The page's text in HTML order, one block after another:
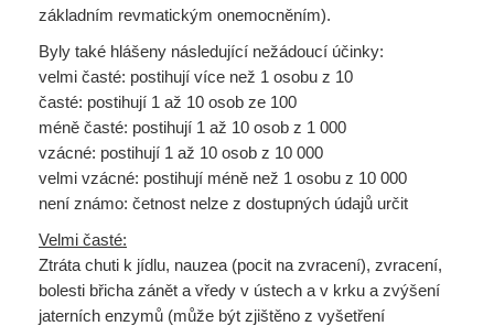
základním revmatickým onemocněním).
Byly také hlášeny následující nežádoucí účinky:
velmi časté: postihují více než 1 osobu z 10
časté: postihují 1 až 10 osob ze 100
méně časté: postihují 1 až 10 osob z 1 000
vzácné: postihují 1 až 10 osob z 10 000
velmi vzácné: postihují méně než 1 osobu z 10 000
není známo: četnost nelze z dostupných údajů určit
Velmi časté:
Ztráta chuti k jídlu, nauzea (pocit na zvracení), zvracení,
bolesti břicha zánět a vředy v ústech a v krku a zvýšení
jaterních enzymů (může být zjištěno z vyšetření